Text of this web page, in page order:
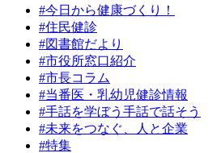
#今日から健康づくり！
#住民健診
#図書館だより
#市役所窓口紹介
#市長コラム
#当番医・乳幼児健診情報
#手話を学ぼう手話で話そう
#未来をつなぐ、人と企業
#特集